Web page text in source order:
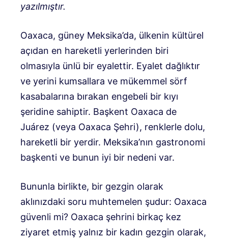
yazılmıştır.
Oaxaca, güney Meksika’da, ülkenin kültürel
açıdan en hareketli yerlerinden biri
olmasıyla ünlü bir eyalettir. Eyalet dağlıktır
ve yerini kumsallara ve mükemmel sörf
kasabalarına bırakan engebeli bir kıyı
şeridine sahiptir. Başkent Oaxaca de
Juárez (veya Oaxaca Şehri), renklerle dolu,
hareketli bir yerdir. Meksika’nın gastronomi
başkenti ve bunun iyi bir nedeni var.
Bununla birlikte, bir gezgin olarak
aklınızdaki soru muhtemelen şudur: Oaxaca
güvenli mi? Oaxaca şehrini birkaç kez
ziyaret etmiş yalnız bir kadın gezgin olarak,